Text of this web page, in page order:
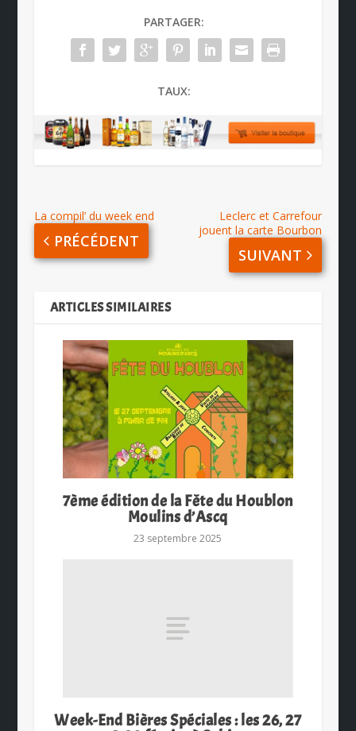
PARTAGER:
TAUX:
La compil’ du week end
PRÉCÉDENT
Leclerc et Carrefour
jouent la carte Bourbon
SUIVANT
ARTICLES SIMILAIRES
7ème édition de la Fête du Houblon
Moulins d’Ascq
23 septembre 2025
Week-End Bières Spéciales : les 26, 27